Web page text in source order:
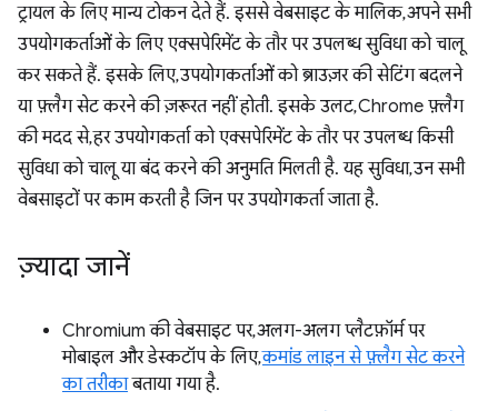
ट्रायल के लिए मान्य टोकन देते हैं. इससे वेबसाइट के मालिक, अपने सभी
उपयोगकर्ताओं के लिए एक्सपेरिमेंट के तौर पर उपलब्ध सुविधा को चालू
कर सकते हैं. इसके लिए, उपयोगकर्ताओं को ब्राउज़र की सेटिंग बदलने
या फ़्लैग सेट करने की ज़रूरत नहीं होती. इसके उलट, Chrome फ़्लैग
की मदद से, हर उपयोगकर्ता को एक्सपेरिमेंट के तौर पर उपलब्ध किसी
सुविधा को चालू या बंद करने की अनुमति मिलती है. यह सुविधा, उन सभी
वेबसाइटों पर काम करती है जिन पर उपयोगकर्ता जाता है.
ज़्यादा जानें
Chromium की वेबसाइट पर, अलग-अलग प्लैटफ़ॉर्म पर
मोबाइल और डेस्कटॉप के लिए,कमांड लाइन से फ़्लैग सेट करने
का तरीकाबताया गया है.